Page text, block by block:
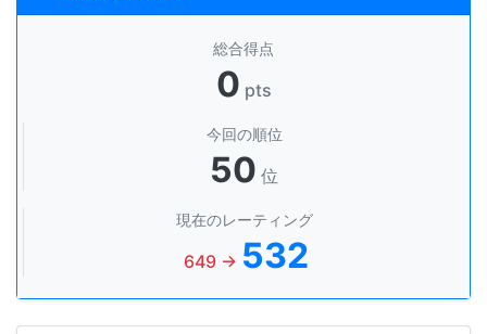
総合得点
0 pts
今回の順位
50 位
現在のレーティング
649 → 532